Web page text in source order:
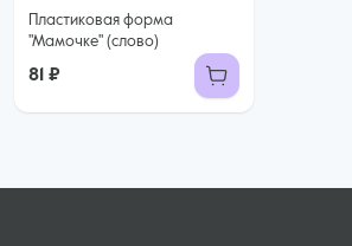
Пластиковая форма
"Мамочке" (слово)
81 ₽